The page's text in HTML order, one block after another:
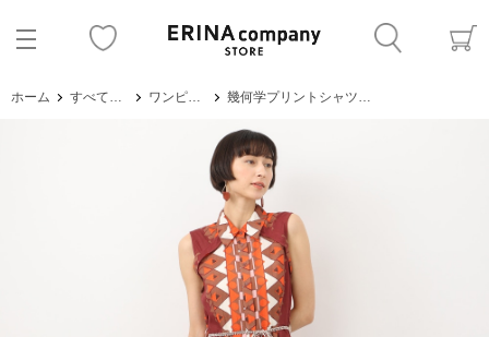
ホーム すべてのアイテム ワンピース・サロペット 幾何学プリントシャツワンピース